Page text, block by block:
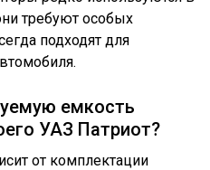
требуют особых
подходят для
емкость
УАЗ Патриот?
от комплектации